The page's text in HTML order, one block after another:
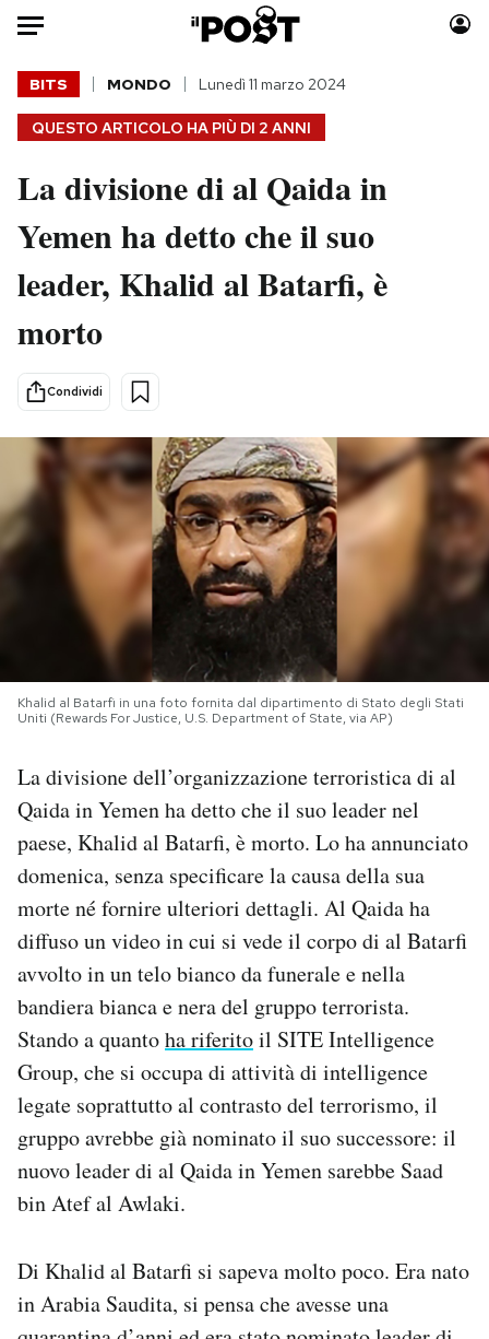
Auto
HOME
Italia
Politica
Tecnologia
Scienza
Cultura
Economia
Sport
Moda
Consumismi
Storie/Idee
Mondiali calcio 2026
PODCAST
NEWSLETTER
I MIEI PREFERITI
CALENDARIO
AREA PERSONALE
Area Personale
Newsletter
Notifiche mobile
Hai bisogno di aiuto?
Esci
QUESTO ARTICOLO HA PIÙ DI 2 ANNI
BITS MONDO Lunedì 11 marzo 2024
La divisione di al Qaida in
Yemen ha detto che il suo
leader, Khalid al Batarfi, è
morto
Condividi
Khalid al Batarfi in una foto fornita dal dipartimento di Stato degli Stati
Uniti (Rewards For Justice, U.S. Department of State, via AP)
La divisione dell’organizzazione terroristica di al
Qaida in Yemen ha detto che il suo leader nel
paese, Khalid al Batarfi, è morto. Lo ha annunciato
domenica, senza specificare la causa della sua
morte né fornire ulteriori dettagli. Al Qaida ha
diffuso un video in cui si vede il corpo di al Batarfi
avvolto in un telo bianco da funerale e nella
bandiera bianca e nera del gruppo terrorista.
Stando a quantoha riferitoil SITE Intelligence
Group, che si occupa di attività di intelligence
legate soprattutto al contrasto del terrorismo, il
gruppo avrebbe già nominato il suo successore: il
nuovo leader di al Qaida in Yemen sarebbe Saad
bin Atef al Awlaki.
Di Khalid al Batarfi si sapeva molto poco. Era nato
in Arabia Saudita, si pensa che avesse una